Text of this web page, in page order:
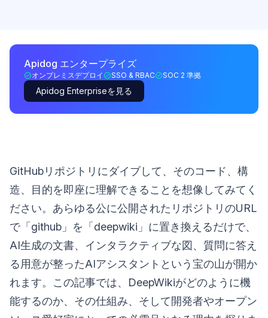
Apidog エンタープライズ
オンプレミスデプロイ SSO & RBAC SOC 2 準拠
Apidog Enterpriseを見る
GitHubリポジトリにダイブして、そのコード、構
造、目的を即座に理解できることを想像してみてく
ださい。あらゆる公に公開されたリポジトリのURL
で「github」を「deepwiki」に置き換えるだけで、
AI生成の文書、インタラクティブな図、質問に答え
る用意が整ったAIアシスタントという宝の山が開か
れます。この記事では、DeepWikiがどのように機
能するのか、その仕組み、そして開発者やオープン